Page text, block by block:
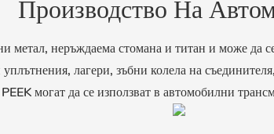
Производство На
метал, неръждаема стомана и титан и може да
лагери, зъбни колела на
могат да се използват в автомобилни